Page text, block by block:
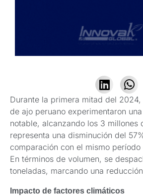
Durante la primera mitad del
de ajo peruano experimentaron
notable, alcanzando los 3 millones
representa una disminución del
comparación con el mismo período
En términos de volumen, se
toneladas, marcando una
Impacto de factores climáticos